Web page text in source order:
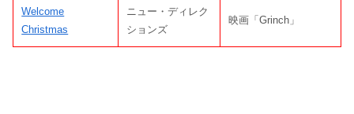
Welcome
Christmas
ニュー・ディレク
ションズ
映画「Grinch」